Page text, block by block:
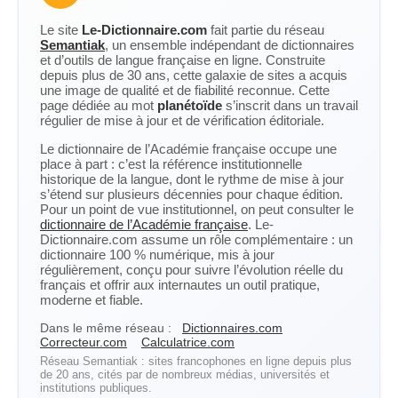
Le site Le-Dictionnaire.com fait partie du réseau
Semantiak, un ensemble indépendant de dictionnaires
et d’outils de langue française en ligne. Construite
depuis plus de 30 ans, cette galaxie de sites a acquis
une image de qualité et de fiabilité reconnue. Cette
page dédiée au mot planétoïde s’inscrit dans un travail
régulier de mise à jour et de vérification éditoriale.
Le dictionnaire de l’Académie française occupe une
place à part : c’est la référence institutionnelle
historique de la langue, dont le rythme de mise à jour
s’étend sur plusieurs décennies pour chaque édition.
Pour un point de vue institutionnel, on peut consulter le
dictionnaire de l’Académie française. Le-
Dictionnaire.com assume un rôle complémentaire : un
dictionnaire 100 % numérique, mis à jour
régulièrement, conçu pour suivre l’évolution réelle du
français et offrir aux internautes un outil pratique,
moderne et fiable.
Dans le même réseau :
Dictionnaires.com
Correcteur.com
Calculatrice.com
Réseau Semantiak : sites francophones en ligne depuis plus
de 20 ans, cités par de nombreux médias, universités et
institutions publiques.